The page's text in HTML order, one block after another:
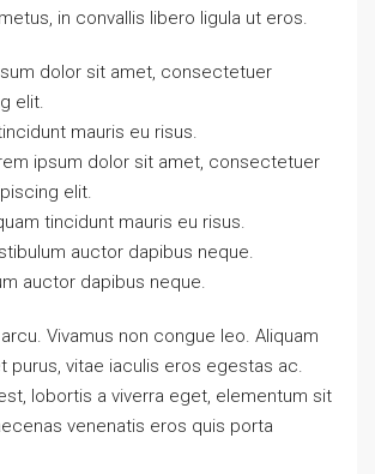
in convallis libero ligula ut eros.
dolor sit amet, consectetuer
elit.
mauris eu risus.
ipsum dolor sit amet, consectetuer
elit.
tincidunt mauris eu risus.
auctor dapibus neque.
auctor dapibus neque.
Vivamus non congue leo. Aliquam
purus, vitae iaculis eros egestas ac.
lobortis a viverra eget, elementum sit
venenatis eros quis porta